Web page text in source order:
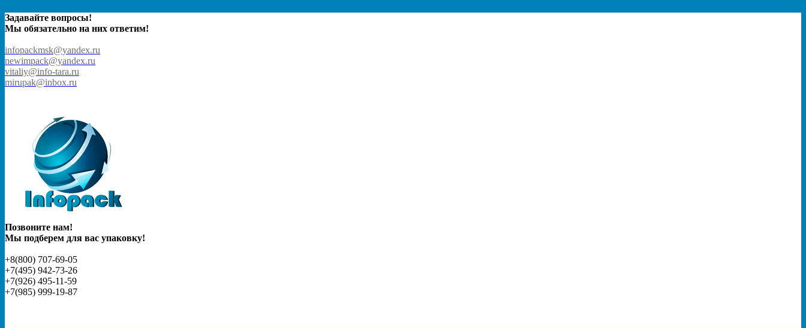
Задавайте вопросы!
Мы обязательно на них ответим!
infopackmsk@yandex.ru
newimpack@yandex.ru
vitaliy@info-tara.ru
mirupak@inbox.ru
Позвоните нам!
Мы подберем для вас упаковку!
+8(800) 707-69-05
+7(495) 942-73-26
+7(926) 495-11-59
+7(985) 999-19-87